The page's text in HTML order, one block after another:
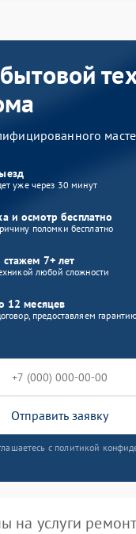
уже через 30 минут
и осмотр бесплатно
поломки бесплатно
7+ лет
любой сложности
12 месяцев
предоставляем гарантию
Отправить заявку
с политикой
на услуги